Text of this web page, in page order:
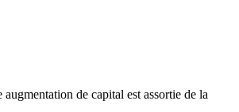
augmentation de capital est assortie de la